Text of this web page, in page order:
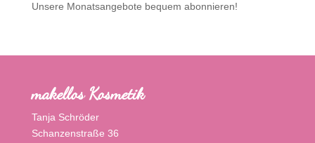
Unsere Monatsangebote bequem abonnieren!
makellos Kosmetik
Tanja Schröder
Schanzenstraße 36